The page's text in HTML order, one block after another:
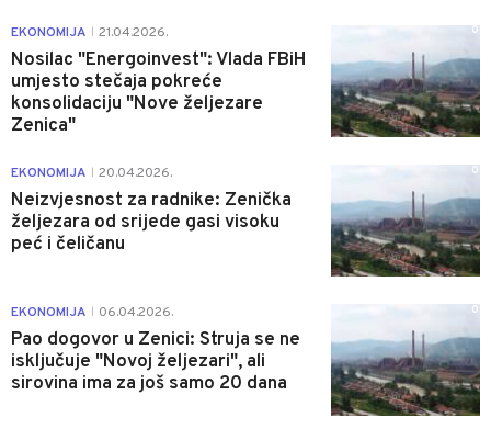
EKONOMIJA 21.04.2026.
Nosilac "Energoinvest": Vlada FBiH
umjesto stečaja pokreće
konsolidaciju "Nove željezare
Zenica"
0
EKONOMIJA 20.04.2026.
Neizvjesnost za radnike: Zenička
željezara od srijede gasi visoku
peć i čeličanu
0
EKONOMIJA 06.04.2026.
Pao dogovor u Zenici: Struja se ne
isključuje "Novoj željezari", ali
sirovina ima za još samo 20 dana
0